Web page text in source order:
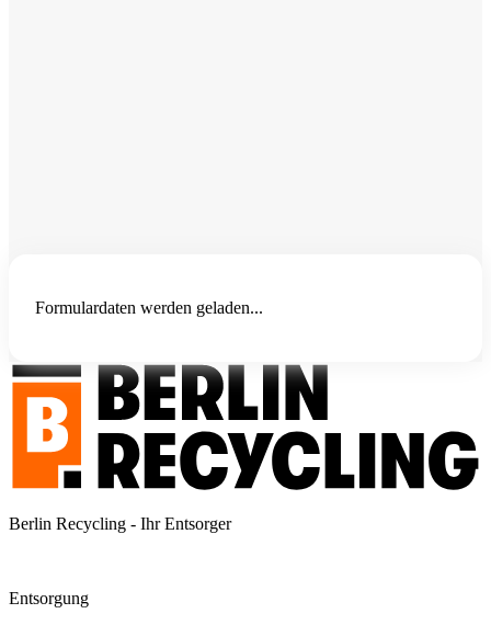
Formulardaten werden geladen...
Berlin Recycling - Ihr Entsorger
Entsorgung